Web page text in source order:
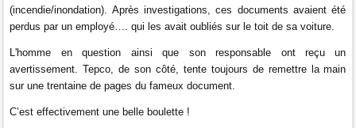
(incendie/inondation). Après investigations, ces documents avaient été
perdus par un employé…. qui les avait oubliés sur le toit de sa voiture.
L'homme en question ainsi que son responsable ont reçu un
avertissement. Tepco, de son côté, tente toujours de remettre la main
sur une trentaine de pages du fameux document.
C’est effectivement une belle boulette !